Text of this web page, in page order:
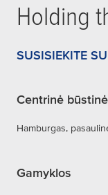
Holding
SUSISIEKITE
Centrinė būstinė
Hamburgas,
Gamyklos